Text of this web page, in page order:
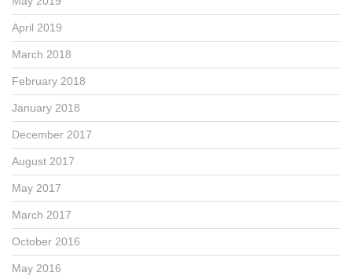
April 2019
March 2018
February 2018
January 2018
December 2017
August 2017
May 2017
March 2017
October 2016
May 2016